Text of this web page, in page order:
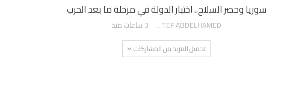
سوريا وحصر السلاح.. اختبار الدولة في مرحلة ما بعد الحرب
AWATEF ABDELHAMED 3 ساعات منذ
تحميل المزيد من المشاركات